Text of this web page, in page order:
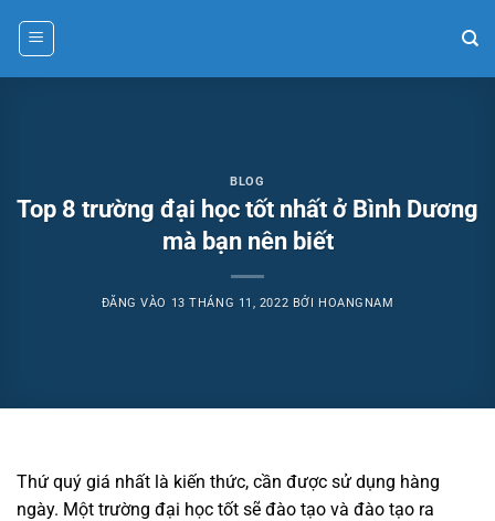
BLOG
Top 8 trường đại học tốt nhất ở Bình Dương
mà bạn nên biết
ĐĂNG VÀO 13 THÁNG 11, 2022 BỞI HOANGNAM
Thứ quý giá nhất là kiến ​​thức, cần được sử dụng hàng
ngày. Một trường đại học tốt sẽ đào tạo và đào tạo ra